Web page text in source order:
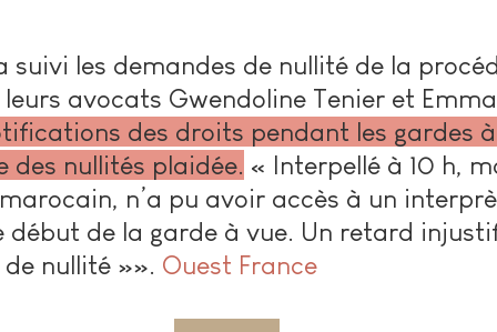
suivi les demandes de nullité de la
avocats Gwendoline Tenier et
des droits pendant les gardes
des nullités plaidée. ﻿« Interpellé à 10 h,
n’a pu avoir accès à un
début de la garde à vue. Un retard
nullité »». Ouest France